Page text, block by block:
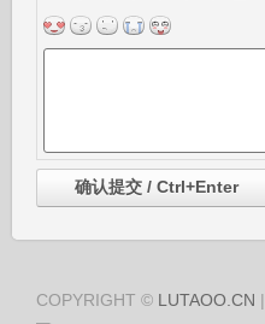
COPYRIGHT © LUTAOO.CN |